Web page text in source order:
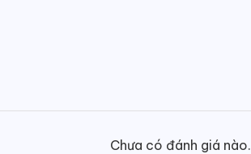
Chưa có đánh giá nào.